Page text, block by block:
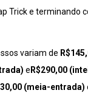
Trick e terminando
variam de
eR$290,00
(meia-entrada)